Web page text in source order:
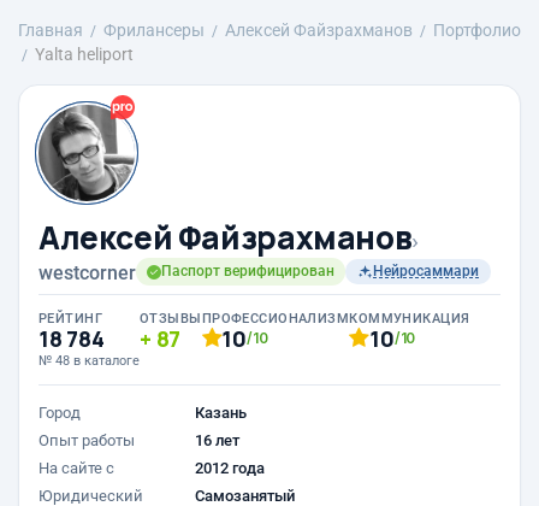
Главная Фрилансеры Алексей Файзрахманов
Портфолио
Yalta heliport
Алексей Файзрахманов›
westcorner Паспорт верифицирован Нейросаммари
РЕЙТИНГ
18 784
№ 48 в каталоге
ОТЗЫВЫ
87
ПРОФЕССИОНАЛИЗМ
10/10
КОММУНИКАЦИЯ
10/10
Город
Казань
Опыт работы
16 лет
На сайте с
2012 года
Юридический
Самозанятый